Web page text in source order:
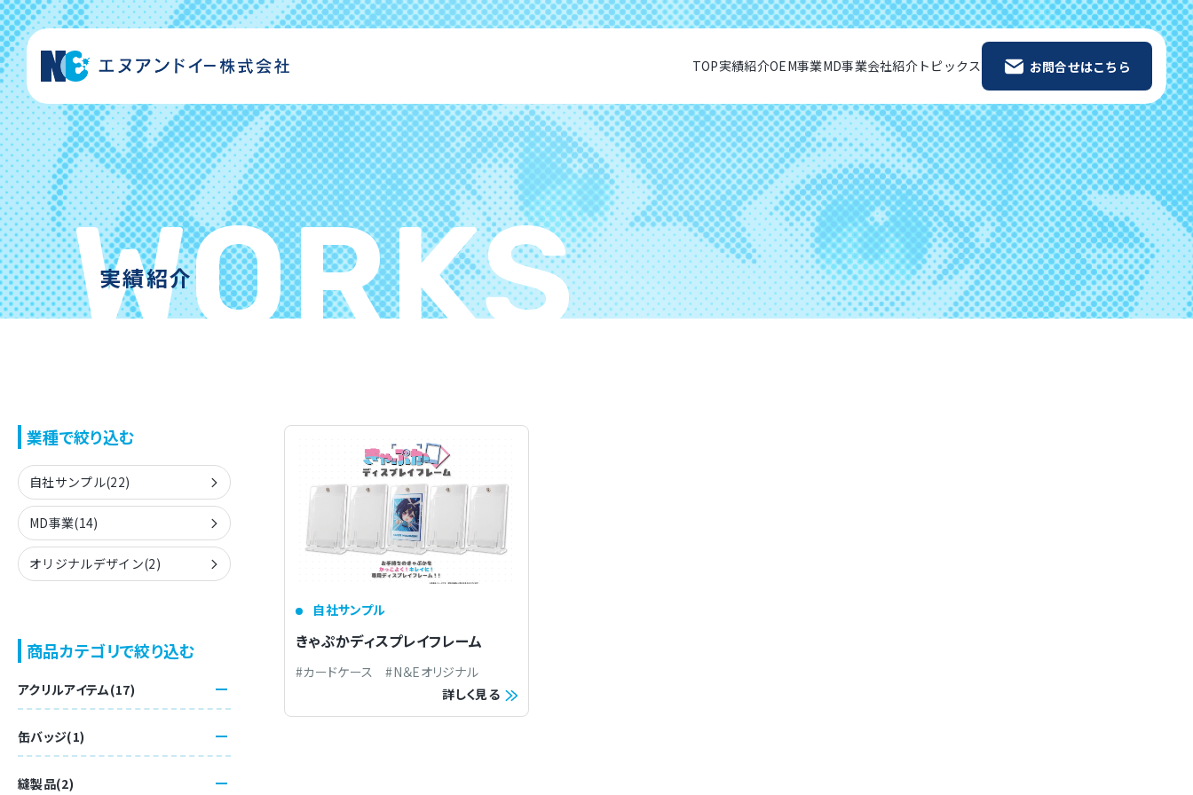
TOP実績紹介OEM事業MD事業会社紹介 トピックス
お問合せはこちら
TOP
実績紹介
OEM事業
MD事業
トピックス
実績紹介
WORKS
業種で絞り込む
自社サンプル(22)
MD事業(14)
オリジナルデザイン(2)
商品カテゴリで絞り込む
アクリルアイテム(17)
缶バッジ(1)
縫製品(2)
自社サンプル
きゃぷかディスプレイフレーム
カードケース
N＆Eオリジナル
詳しく見る